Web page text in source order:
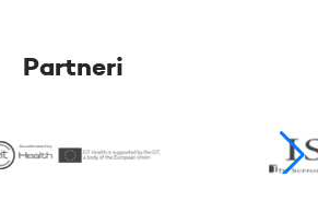
Partneri